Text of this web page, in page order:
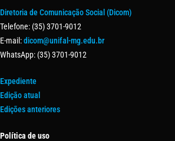
Diretoria de Comunicação Social (Dicom)
Telefone: (35) 3701-9012
E-mail:dicom@unifal-mg.edu.br
WhatsApp: (35) 3701-9012
Expediente
Edição atual
Edições anteriores
Política de uso